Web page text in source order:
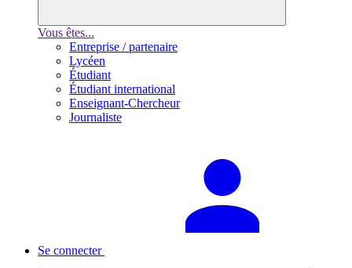
Vous êtes...
Entreprise / partenaire
Lycéen
Étudiant
Étudiant international
Enseignant-Chercheur
Journaliste
Se connecter